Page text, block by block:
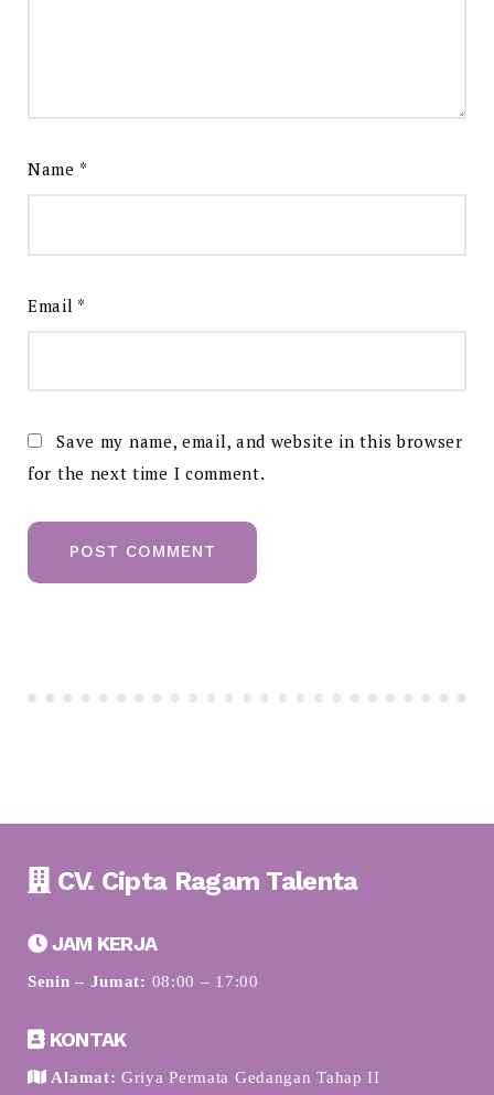
Name *
Email *
Save my name, email, and website in this browser
for the next time I comment.
CV. Cipta Ragam Talenta
JAM KERJA
Senin – Jumat: 08:00 – 17:00
KONTAK
Alamat: Griya Permata Gedangan Tahap II